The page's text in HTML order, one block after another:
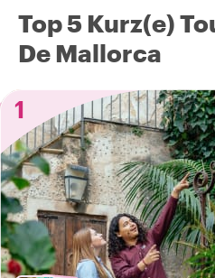
Top 5 Kurz(e)
De Mallorca
1